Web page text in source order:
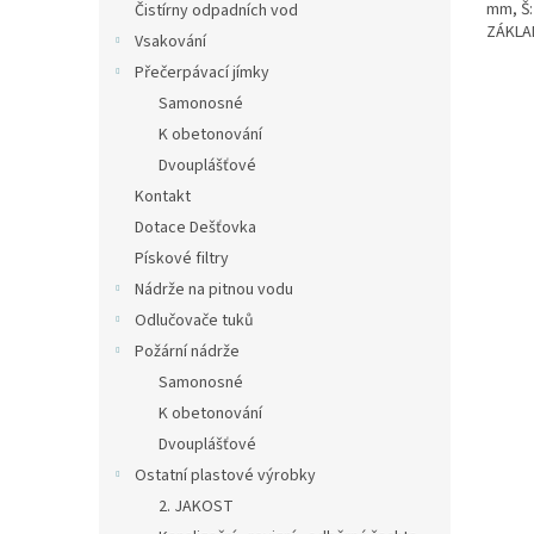
Čistírny odpadních vod
Vsakování
Přečerpávací jímky
Samonosné
K obetonování
Dvouplášťové
Kontakt
Dotace Dešťovka
Pískové filtry
Nádrže na pitnou vodu
Odlučovače tuků
Požární nádrže
Samonosné
K obetonování
Dvouplášťové
Ostatní plastové výrobky
2. JAKOST
mm,